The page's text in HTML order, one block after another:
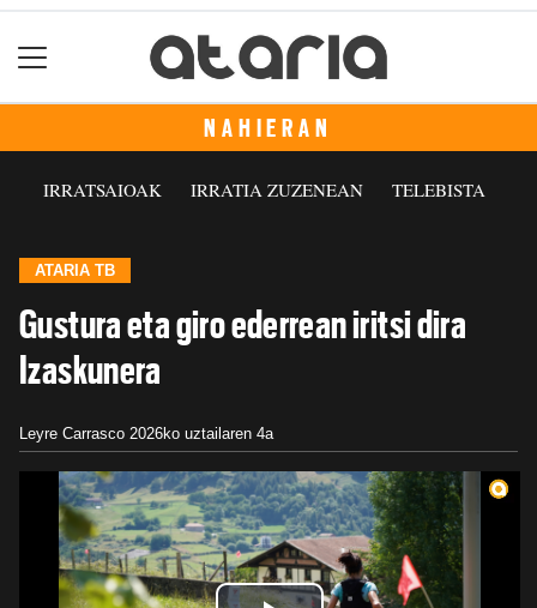
NAHIERAN
IRRATSAIOAK IRRATIA ZUZENEAN TELEBISTA
ATARIA TB
Gustura eta giro ederrean iritsi dira
Izaskunera
Leyre Carrasco 2026ko uztailaren 4a